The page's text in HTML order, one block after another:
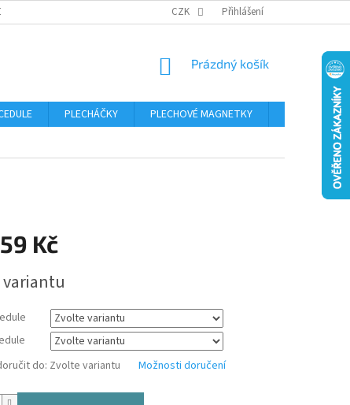
ÚDAJŮ CZK Přihlášení
NÁKUPNÍ
Prázdný košík
PLECHÁČKY PLECHOVÉ MAGNETKY
ČÍSLA
Kč
do: Zvolte variantu Možnosti doručení